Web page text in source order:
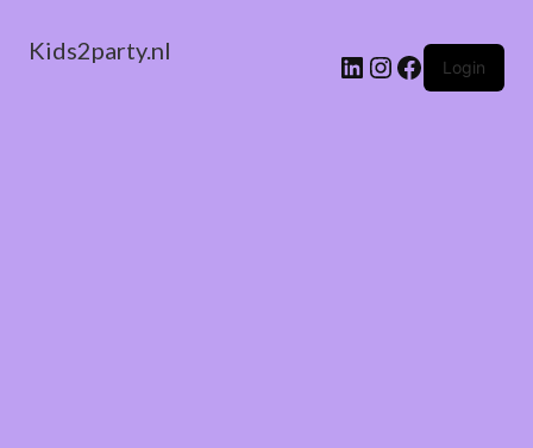
Kids2party.nl LinkedIn
Instagram
Facebook
Login